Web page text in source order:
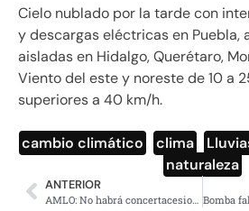
Cielo nublado por la tarde con
y descargas eléctricas en Puebla,
aisladas en Hidalgo, Querétaro,
Viento del este y noreste de 10 a
superiores a 40 km/h.
cambio climático clima
naturaleza
ANTERIOR